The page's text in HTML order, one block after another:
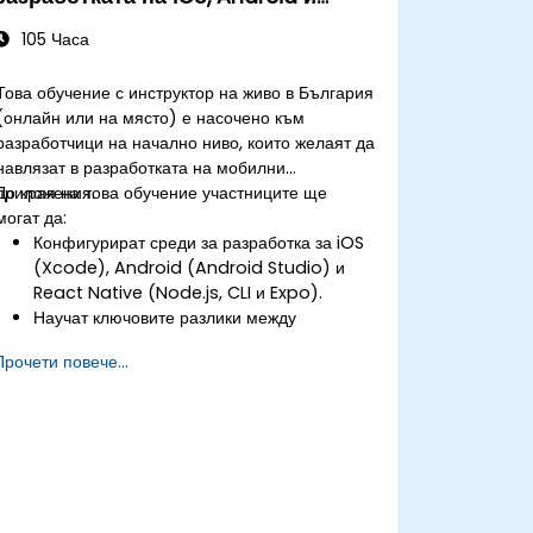
105 Часа
обучение с инструктор на живо в България
или на място) е насочено към
на начално ниво, които желаят да
в разработката на мобилни
края на това обучение участниците ще
да:
Конфигурират среди за разработка за iOS
(Xcode), Android (Android Studio) и
React Native (Node.js, CLI и Expo).
Научат ключовите разлики между
разработка и да придобият основни
повече...